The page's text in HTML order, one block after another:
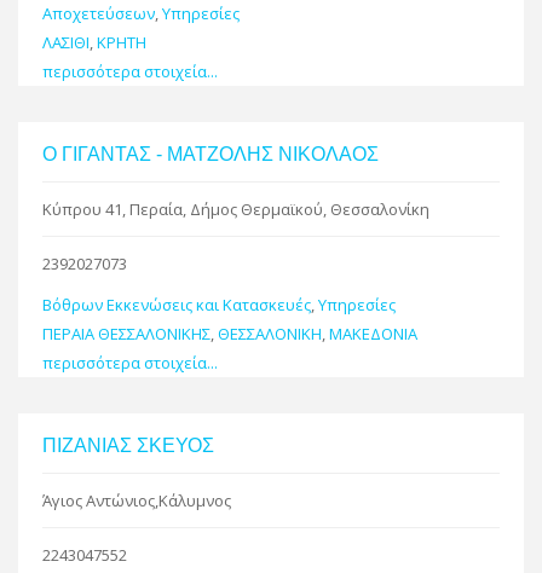
Αποχετεύσεων,Υπηρεσίες
ΛΑΣΙΘΙ,ΚΡΗΤΗ
περισσότερα στοιχεία...
Ο ΓΙΓΑΝΤΑΣ - ΜΑΤΖΟΛΗΣ ΝΙΚΟΛΑΟΣ
Κύπρου 41, Περαία, Δήμος Θερμαϊκού, Θεσσαλονίκη
2392027073
Βόθρων Εκκενώσεις και Κατασκευές,Υπηρεσίες
ΠΕΡΑΙΑ ΘΕΣΣΑΛΟΝΙΚΗΣ,ΘΕΣΣΑΛΟΝΙΚΗ,ΜΑΚΕΔΟΝΙΑ
περισσότερα στοιχεία...
ΠΙΖΑΝΙΑΣ ΣΚΕΥΟΣ
Άγιος Αντώνιος,Κάλυμνος
2243047552